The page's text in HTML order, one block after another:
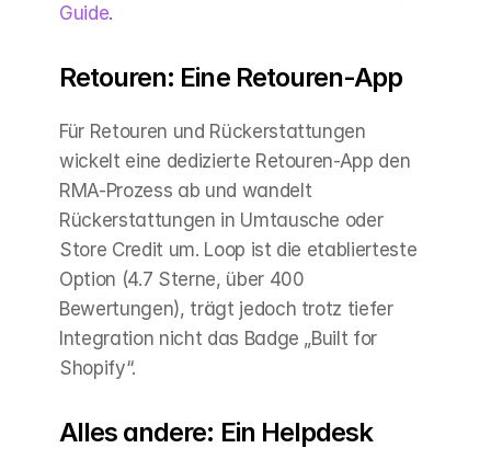
Guide.
Retouren: Eine Retouren-App
Für Retouren und Rückerstattungen
wickelt eine dedizierte Retouren-App den
RMA-Prozess ab und wandelt
Rückerstattungen in Umtausche oder
Store Credit um. Loop ist die etablierteste
Option (4.7 Sterne, über 400
Bewertungen), trägt jedoch trotz tiefer
Integration nicht das Badge „Built for
Shopify“.
Alles andere: Ein Helpdesk